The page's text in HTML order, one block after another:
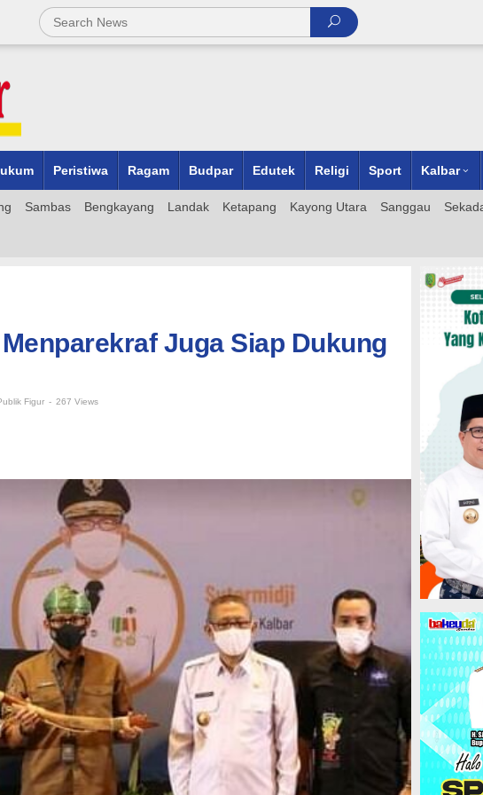
Peristiwa Ragam Budpar Edutek Religi Sport Kalbar
Sambas Bengkayang Landak Ketapang Kayong Utara Sanggau
Juga Siap Dukung
Figur - 267 Views